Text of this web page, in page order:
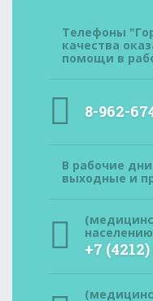
Телефоны
качества
помощи в
8-962-
В рабочие
выходные и
+7